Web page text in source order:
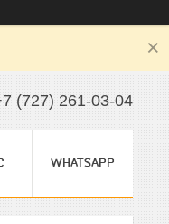
(727) 261-03-04
WHATSAPP